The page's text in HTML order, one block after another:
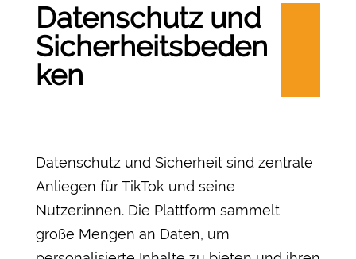
Datenschutz und
Sicherheitsbeden
ken
Datenschutz und Sicherheit sind zentrale
Anliegen für TikTok und seine
Nutzer:innen. Die Plattform sammelt
große Mengen an Daten, um